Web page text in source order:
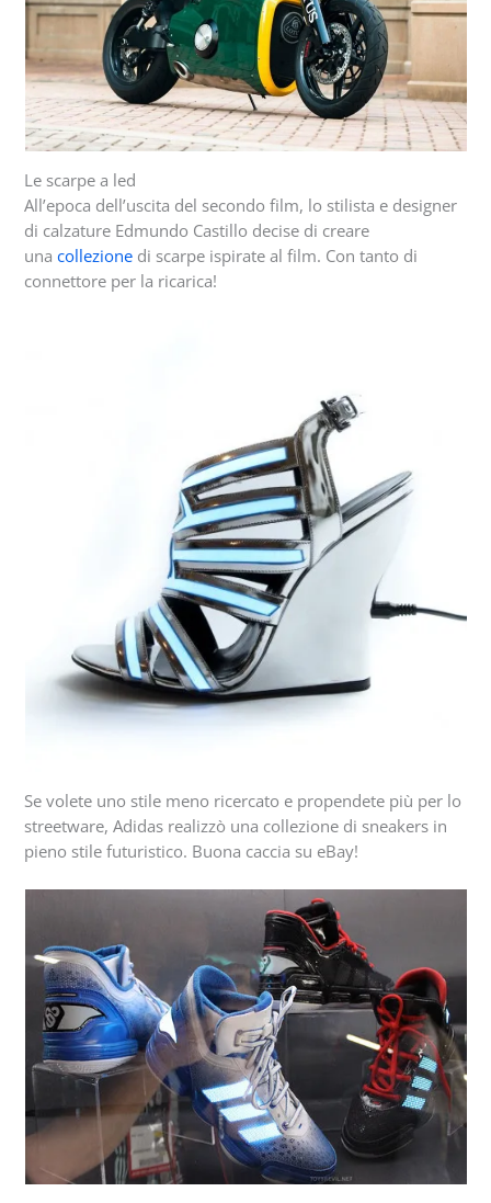
Le scarpe a led
All’epoca dell’uscita del secondo film, lo stilista e designer
di calzature Edmundo Castillo decise di creare
unacollezione di scarpe ispirate al film. Con tanto di
connettore per la ricarica!
Se volete uno stile meno ricercato e propendete più per lo
streetware, Adidas realizzò una collezione di sneakers in
pieno stile futuristico. Buona caccia su eBay!